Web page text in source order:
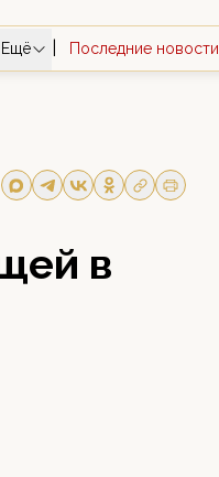
Ещё Последние новости
в